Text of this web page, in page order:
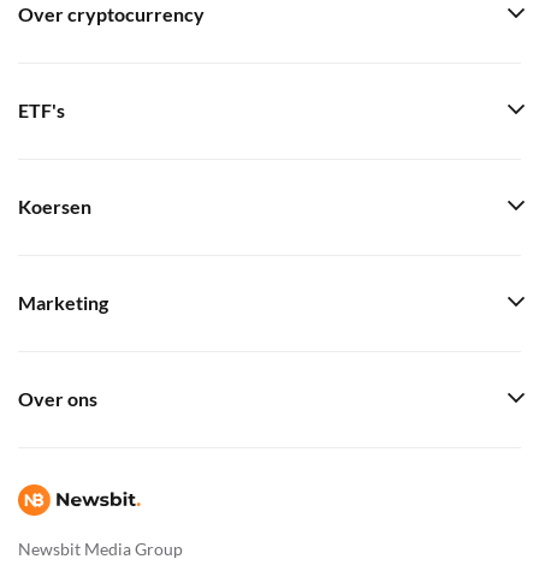
Newsbit Media Group
Over cryptocurrency
ETF's
Koersen
Marketing
Over ons